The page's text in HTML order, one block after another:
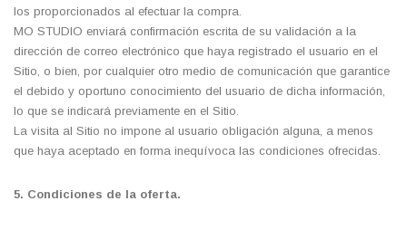
los proporcionados al efectuar la compra.
MO STUDIO enviará confirmación escrita de su validación a la
dirección de correo electrónico que haya registrado el usuario en el
Sitio, o bien, por cualquier otro medio de comunicación que garantice
el debido y oportuno conocimiento del usuario de dicha información,
lo que se indicará previamente en el Sitio.
La visita al Sitio no impone al usuario obligación alguna, a menos
que haya aceptado en forma inequívoca las condiciones ofrecidas.
5. Condiciones de la oferta.